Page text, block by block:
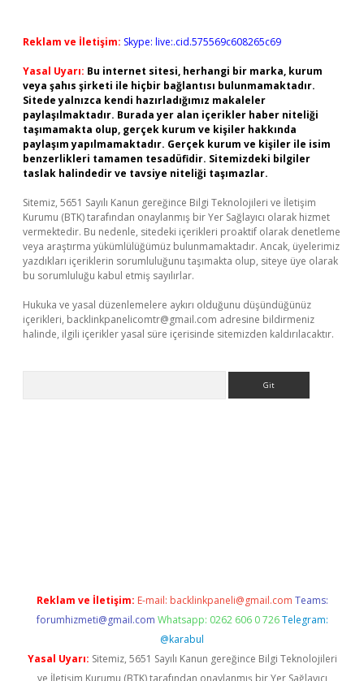
Reklam ve İletişim: Skype: live:.cid.575569c608265c69
Yasal Uyarı: Bu internet sitesi, herhangi bir marka, kurum
veya şahıs şirketi ile hiçbir bağlantısı bulunmamaktadır.
Sitede yalnızca kendi hazırladığımız makaleler
paylaşılmaktadır. Burada yer alan içerikler haber niteliği
taşımamakta olup, gerçek kurum ve kişiler hakkında
paylaşım yapılmamaktadır. Gerçek kurum ve kişiler ile isim
benzerlikleri tamamen tesadüfidir. Sitemizdeki bilgiler
taslak halindedir ve tavsiye niteliği taşımazlar.
Sitemiz, 5651 Sayılı Kanun gereğince Bilgi Teknolojileri ve İletişim
Kurumu (BTK) tarafından onaylanmış bir Yer Sağlayıcı olarak hizmet
vermektedir. Bu nedenle, sitedeki içerikleri proaktif olarak denetleme
veya araştırma yükümlülüğümüz bulunmamaktadır. Ancak, üyelerimiz
yazdıkları içeriklerin sorumluluğunu taşımakta olup, siteye üye olarak
bu sorumluluğu kabul etmiş sayılırlar.
Hukuka ve yasal düzenlemelere aykırı olduğunu düşündüğünüz
içerikleri, backlinkpanelicomtr@gmail.com adresine bildirmeniz
halinde, ilgili içerikler yasal süre içerisinde sitemizden kaldırılacaktır.
Reklam ve İletişim: E-mail: backlinkpaneli@gmail.com Teams:
forumhizmeti@gmail.com Whatsapp: 0262 606 0 726 Telegram:
@karabul
Yasal Uyarı: Sitemiz, 5651 Sayılı Kanun gereğince Bilgi Teknolojileri
ve İletişim Kurumu (BTK) tarafından onaylanmış bir Yer Sağlayıcı